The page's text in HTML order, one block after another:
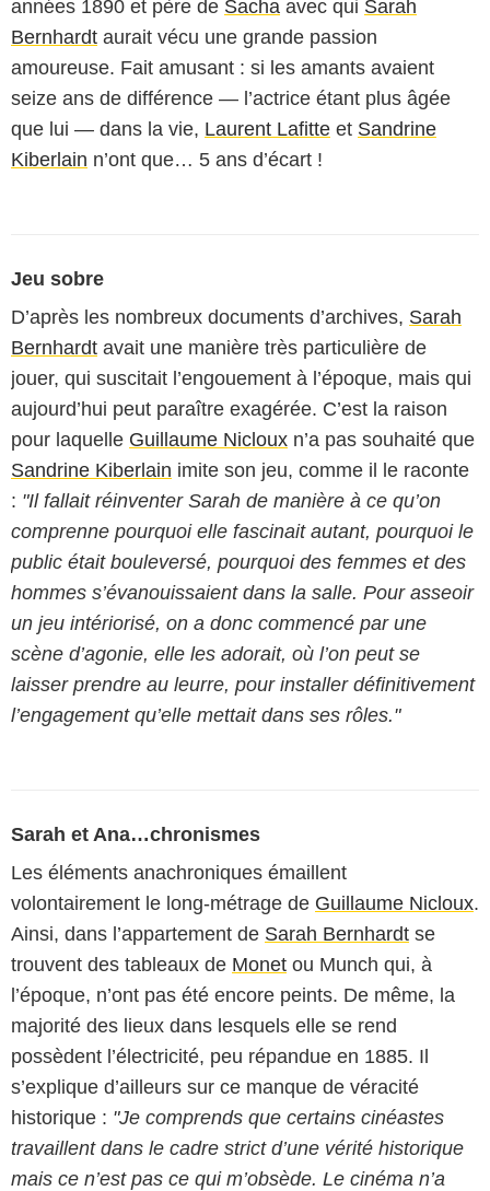
années 1890 et père de Sacha avec qui Sarah
Bernhardt aurait vécu une grande passion
amoureuse. Fait amusant : si les amants avaient
seize ans de différence — l’actrice étant plus âgée
que lui — dans la vie, Laurent Lafitte et Sandrine
Kiberlain n’ont que… 5 ans d’écart !
Jeu sobre
D’après les nombreux documents d’archives, Sarah
Bernhardt avait une manière très particulière de
jouer, qui suscitait l’engouement à l’époque, mais qui
aujourd’hui peut paraître exagérée. C’est la raison
pour laquelle Guillaume Nicloux n’a pas souhaité que
Sandrine Kiberlain imite son jeu, comme il le raconte
: "Il fallait réinventer Sarah de manière à ce qu’on
comprenne pourquoi elle fascinait autant, pourquoi le
public était bouleversé, pourquoi des femmes et des
hommes s’évanouissaient dans la salle. Pour asseoir
un jeu intériorisé, on a donc commencé par une
scène d’agonie, elle les adorait, où l’on peut se
laisser prendre au leurre, pour installer définitivement
l’engagement qu’elle mettait dans ses rôles."
Sarah et Ana…chronismes
Les éléments anachroniques émaillent
volontairement le long-métrage de Guillaume Nicloux.
Ainsi, dans l’appartement de Sarah Bernhardt se
trouvent des tableaux de Monet ou Munch qui, à
l’époque, n’ont pas été encore peints. De même, la
majorité des lieux dans lesquels elle se rend
possèdent l’électricité, peu répandue en 1885. Il
s’explique d’ailleurs sur ce manque de véracité
historique : "Je comprends que certains cinéastes
travaillent dans le cadre strict d’une vérité historique
mais ce n’est pas ce qui m’obsède. Le cinéma n’a